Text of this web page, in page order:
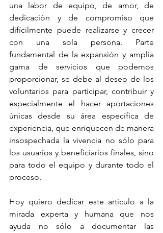
una labor de equipo, de amor, de
dedicación y de compromiso que
difícilmente puede realizarse y crecer
con una sola persona. Parte
fundamental de la expansión y amplia
gama de servicios que podemos
proporcionar, se debe al deseo de los
voluntarios para participar, contribuir y
especialmente el hacer aportaciones
únicas desde su área específica de
experiencia, que enriquecen de manera
insospechada la vivencia no sólo para
los usuarios y beneficiarios finales, sino
para todo el equipo y durante todo el
proceso.
Hoy quiero dedicar este artículo a la
mirada experta y humana que nos
ayuda no sólo a documentar las